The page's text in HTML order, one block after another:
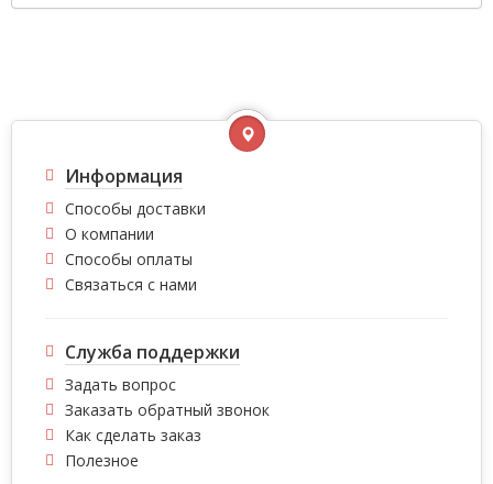
Информация
Способы доставки
О компании
Способы оплаты
Связаться с нами
Служба поддержки
Задать вопрос
Заказать обратный звонок
Как сделать заказ
Полезное